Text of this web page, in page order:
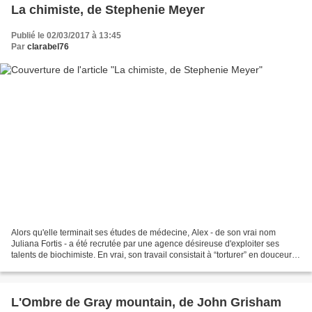
La chimiste, de Stephenie Meyer
Publié le 02/03/2017 à 13:45
Par clarabel76
Alors qu'elle terminait ses études de médecine, Alex - de son vrai nom
Juliana Fortis - a été recrutée par une agence désireuse d'exploiter ses
talents de biochimiste. En vrai, son travail consistait à “torturer” en douceur
L'Ombre de Gray mountain, de John Grisham